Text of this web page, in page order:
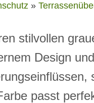
»
stilvollen
Design
passt